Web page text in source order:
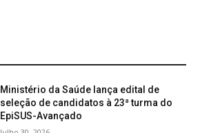
Ministério da Saúde lança edital de
seleção de candidatos à 23ª turma do
EpiSUS-Avançado